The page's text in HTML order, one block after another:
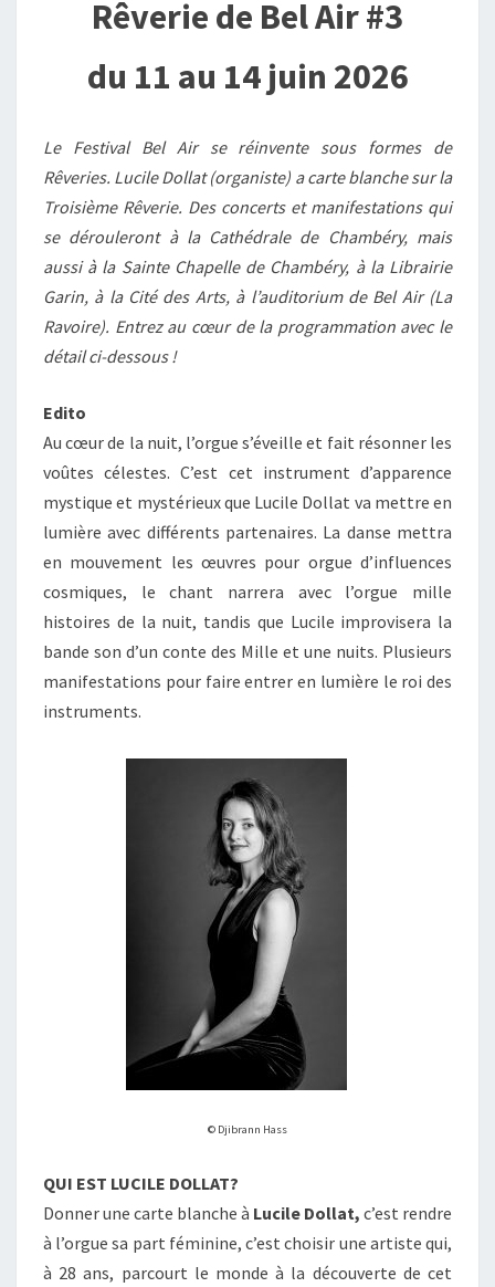
Rêverie de Bel Air #3
du 11 au 14 juin 2026
Le Festival Bel Air se réinvente sous formes de
Rêveries. Lucile Dollat (organiste) a carte blanche sur la
Troisième Rêverie. Des concerts et manifestations qui
se dérouleront à la Cathédrale de Chambéry, mais
aussi à la Sainte Chapelle de Chambéry, à la Librairie
Garin, à la Cité des Arts, à l’auditorium de Bel Air (La
Ravoire). Entrez au cœur de la programmation avec le
détail ci-dessous !
Edito
Au cœur de la nuit, l’orgue s’éveille et fait résonner les
voûtes célestes. C’est cet instrument d’apparence
mystique et mystérieux que Lucile Dollat va mettre en
lumière avec différents partenaires. La danse mettra
en mouvement les œuvres pour orgue d’influences
cosmiques, le chant narrera avec l’orgue mille
histoires de la nuit, tandis que Lucile improvisera la
bande son d’un conte des Mille et une nuits. Plusieurs
manifestations pour faire entrer en lumière le roi des
instruments.
© Djibrann Hass
QUI EST LUCILE DOLLAT?
Donner une carte blanche à Lucile Dollat, c’est rendre
à l’orgue sa part féminine, c’est choisir une artiste qui,
à 28 ans, parcourt le monde à la découverte de cet